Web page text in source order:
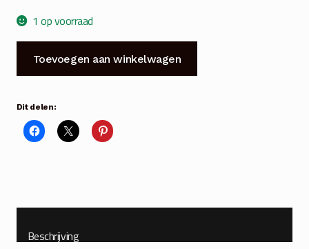
1 op voorraad
Landkaart
pastel
aantal
Toevoegen aan winkelwagen
Dit delen:
Beschrijving